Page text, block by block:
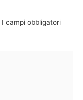
I campi obbligatori